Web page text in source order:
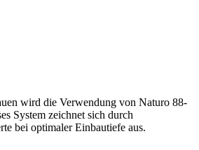
wird die Verwendung von Naturo 88-
System zeichnet sich durch
bei optimaler Einbautiefe aus.